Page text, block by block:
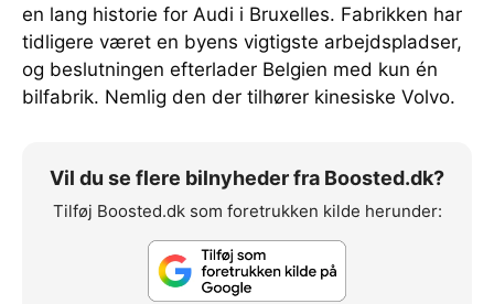
en lang historie for Audi i Bruxelles. Fabrikken har
tidligere været en byens vigtigste arbejdspladser,
og beslutningen efterlader Belgien med kun én
bilfabrik. Nemlig den der tilhører kinesiske Volvo.
Vil du se flere bilnyheder fra Boosted.dk?
Tilføj Boosted.dk som foretrukken kilde herunder: